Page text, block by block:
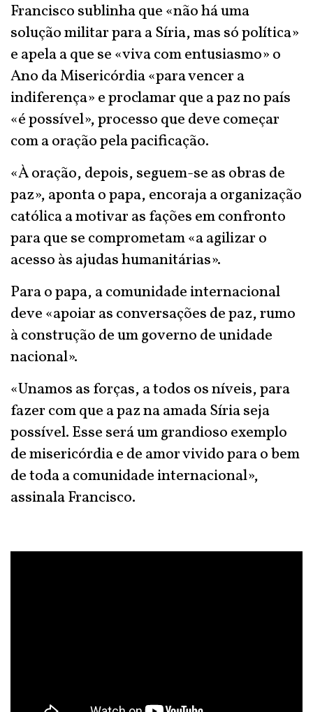
Francisco sublinha que «não há uma
solução militar para a Síria, mas só política»
e apela a que se «viva com entusiasmo» o
Ano da Misericórdia «para vencer a
indiferença» e proclamar que a paz no país
«é possível», processo que deve começar
com a oração pela pacificação.
«À oração, depois, seguem-se as obras de
paz», aponta o papa, encoraja a organização
católica a motivar as fações em confronto
para que se comprometam «a agilizar o
acesso às ajudas humanitárias».
Para o papa, a comunidade internacional
deve «apoiar as conversações de paz, rumo
à construção de um governo de unidade
nacional».
«Unamos as forças, a todos os níveis, para
fazer com que a paz na amada Síria seja
possível. Esse será um grandioso exemplo
de misericórdia e de amor vivido para o bem
de toda a comunidade internacional»,
assinala Francisco.